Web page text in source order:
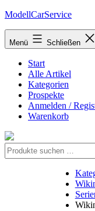
Zum
springen
ModellCarService
Menü Schließen
Start
Alle Artikel
Kategorien
Prospekte
Anmelden /
Warenkorb
Suche